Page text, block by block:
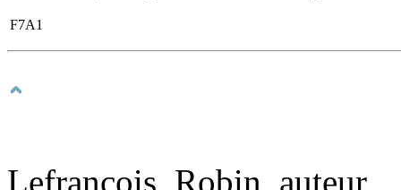
F7A1
Lefrançois, Robin, auteur